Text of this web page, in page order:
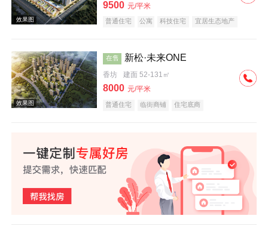
效果图
效果图
9500 元/平米
普通住宅 公寓 科技住宅
宜居生态地产
在售 新松·未来ONE
香坊 建面 52-131㎡
8000 元/平米
普通住宅 临街商铺 住宅底商